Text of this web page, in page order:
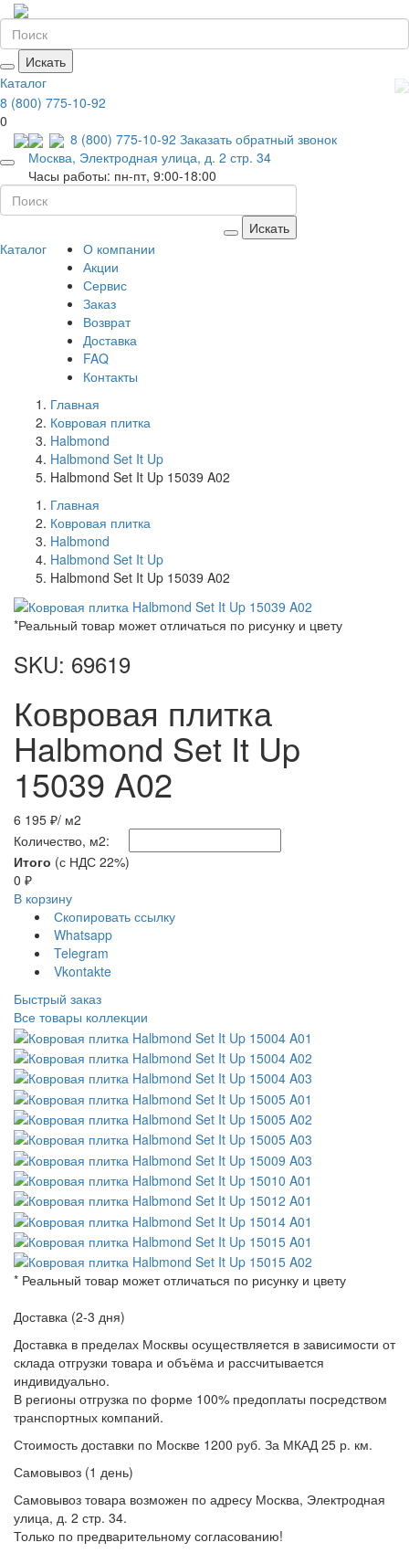
Искать
Каталог
8 (800) 775-10-92
0
8 (800) 775-10-92 Заказать обратный звонок
Москва, Электродная улица, д. 2 стр. 34
Часы работы: пн-пт, 9:00-18:00
Искать
Каталог
О компании
Акции
Сервис
Заказ
Возврат
Доставка
FAQ
Контакты
Главная
Ковровая плитка
Halbmond
Halbmond Set It Up
Halbmond Set It Up 15039 A02
Главная
Ковровая плитка
Halbmond
Halbmond Set It Up
Halbmond Set It Up 15039 A02
*Реальный товар может отличаться по рисунку и цвету
SKU: 69619
Ковровая плитка
Halbmond Set It Up
15039 A02
6 195 ₽/ м2
Количество, м2:
Итого (с НДС 22%)
0 ₽
В корзину
Скопировать ссылку
Whatsapp
Telegram
Vkontakte
Быстрый заказ
Все товары коллекции
* Реальный товар может отличаться по рисунку и цвету
Доставка (2-3 дня)
Доставка в пределах Москвы осуществляется в зависимости от
склада отгрузки товара и объёма и рассчитывается
индивидуально.
В регионы отгрузка по форме 100% предоплаты посредством
транспортных компаний.
Стоимость доставки по Москве 1200 руб. За МКАД 25 р. км.
Самовывоз (1 день)
Самовывоз товара возможен по адресу Москва, Электродная
улица, д. 2 стр. 34.
Только по предварительному согласованию!